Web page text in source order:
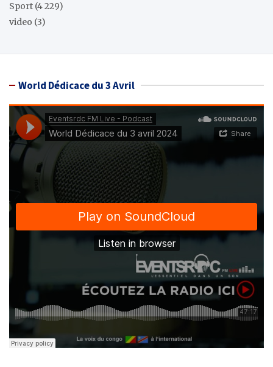
Sport (4 229)
video (3)
World Dédicace du 3 Avril